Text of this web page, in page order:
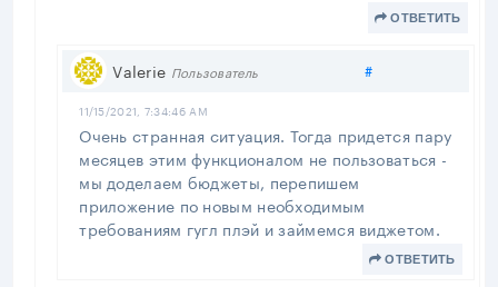
ОТВЕТИТЬ
Valerie Пользователь #Поделиться
11/15/2021, 7:34:46 AM
Очень странная ситуация. Тогда придется пару
месяцев этим функционалом не пользоваться -
мы доделаем бюджеты, перепишем
приложение по новым необходимым
требованиям гугл плэй и займемся виджетом.
ОТВЕТИТЬ